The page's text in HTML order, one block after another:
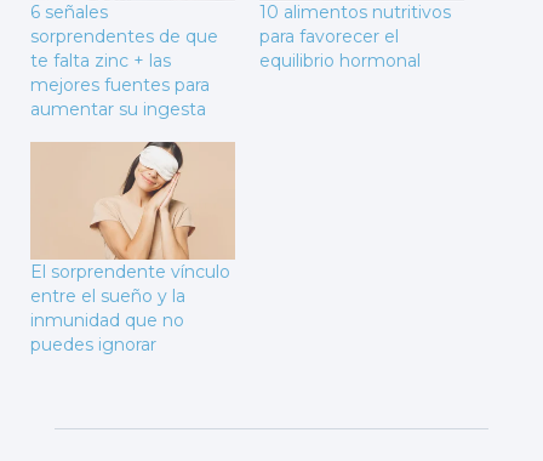
6 señales
sorprendentes de que
te falta zinc + las
mejores fuentes para
aumentar su ingesta
10 alimentos nutritivos
para favorecer el
equilibrio hormonal
El sorprendente vínculo
entre el sueño y la
inmunidad que no
puedes ignorar